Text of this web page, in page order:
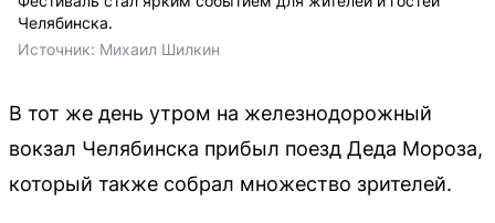
Челябинска.
Источник: Михаил Шилкин
В тот же день утром на железнодорожный
вокзал Челябинска прибыл поезд Деда Мороза,
который также собрал множество зрителей.